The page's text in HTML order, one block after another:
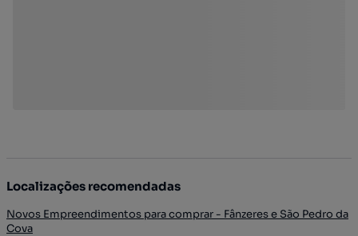
Localizações recomendadas
Novos Empreendimentos para comprar - Fânzeres e São Pedro da
Cova